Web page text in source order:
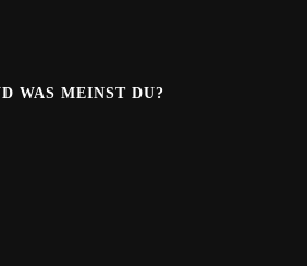
WAS MEINST DU?